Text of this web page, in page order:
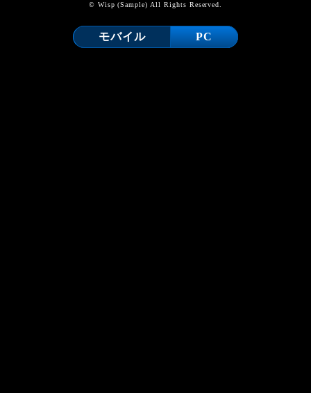
© Wisp (Sample) All Rights Reserved.
モバイル PC